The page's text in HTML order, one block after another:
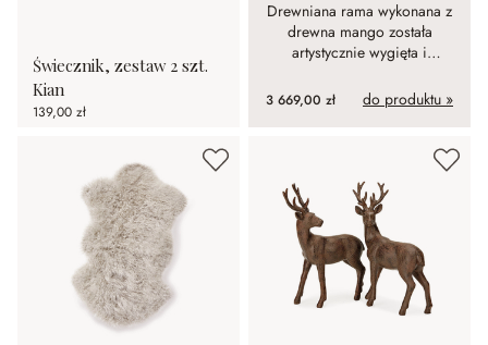
Świecznik, zestaw 2 szt.
Kian
139,00 zł
Drewniana rama wykonana z
drewna mango została
artystycznie wygięta i
rzeźbieniami.
3 669,00 zł do produktu »